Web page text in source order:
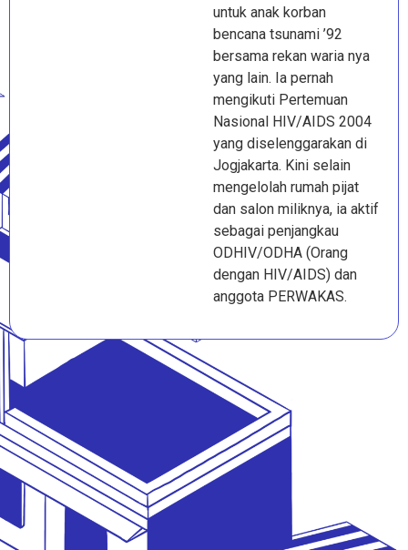
untuk anak korban
bencana tsunami ’92
bersama rekan waria nya
yang lain. Ia pernah
mengikuti Pertemuan
Nasional HIV/AIDS 2004
yang diselenggarakan di
Jogjakarta. Kini selain
mengelolah rumah pijat
dan salon miliknya, ia aktif
sebagai penjangkau
ODHIV/ODHA (Orang
dengan HIV/AIDS) dan
anggota PERWAKAS.